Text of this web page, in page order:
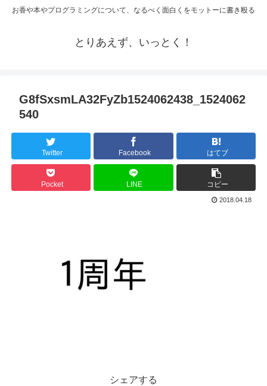
お香や本やプログラミングについて、なるべく面白くをモットーに書き殴る
とりあえず、いっとく！
G8fSxsmLA32FyZb1524062438_1524062
540
Twitter Facebook はてブ
Pocket LINE コピー
2018.04.18
シェアする